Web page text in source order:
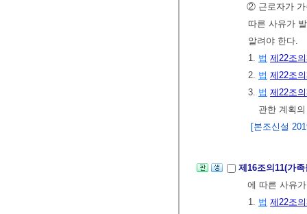
② 근로자가 가
따른 사유가
알려야 한다.
1. 법 제22조
2. 법 제22조
3. 법 제22조
관한 계획
[본조신설
제16조의11(가
에 따른 사유
1. 법 제22조